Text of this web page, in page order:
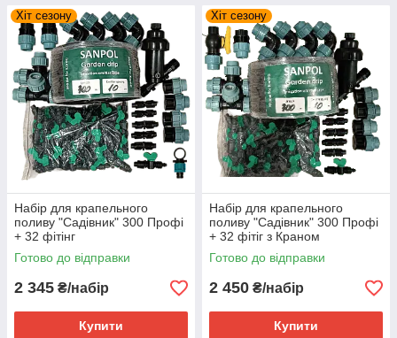
Хіт сезону
Набір для крапельного
поливу "Садівник" 300 Профі
+ 32 фітінг
Готово до відправки
2 345 ₴/набір
Купити
Хіт сезону
Набір для крапельного
поливу "Садівник" 300 Профі
+ 32 фітіг з Краном
Готово до відправки
2 450 ₴/набір
Купити